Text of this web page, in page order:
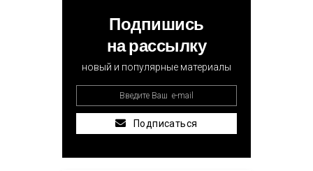
Подпишись
на рассылку
новый и популярные материалы
Подписаться